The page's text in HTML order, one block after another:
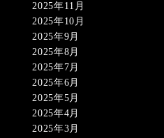
2025年11月
2025年10月
2025年9月
2025年8月
2025年7月
2025年6月
2025年5月
2025年4月
2025年3月